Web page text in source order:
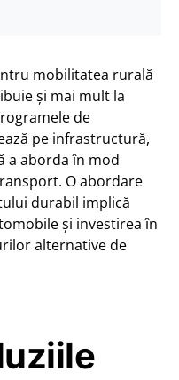
mobilitatea rurală
și mai mult la
de
pe infrastructură,
a aborda în mod
O abordare
durabil implică
și investirea în
alternative de